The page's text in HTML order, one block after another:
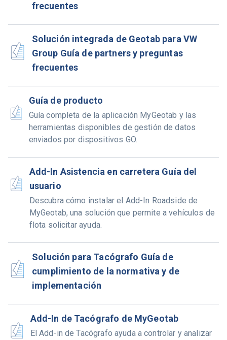
frecuentes
Solución integrada de Geotab para VW
Group Guía de partners y preguntas
frecuentes
Guía de producto
Guía completa de la aplicación MyGeotab y las
herramientas disponibles de gestión de datos
enviados por dispositivos GO.
Add-In Asistencia en carretera Guía del
usuario
Descubra cómo instalar el Add-In Roadside de
MyGeotab, una solución que permite a vehículos de
flota solicitar ayuda.
Solución para Tacógrafo Guía de
cumplimiento de la normativa y de
implementación
Add-In de Tacógrafo de MyGeotab
El Add-in de Tacógrafo ayuda a controlar y analizar